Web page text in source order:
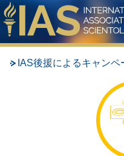
IAS後援によるキャンペ